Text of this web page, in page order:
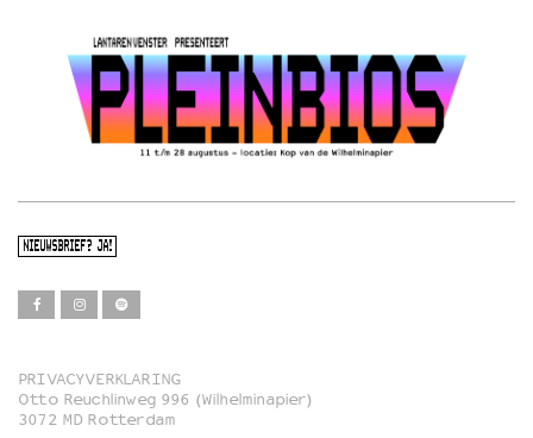
NIEUWSBRIEF? JA!
Film
PRIVACYVERKLARING
Otto Reuchlinweg 996 (Wilhelminapier)
3072 MD Rotterdam